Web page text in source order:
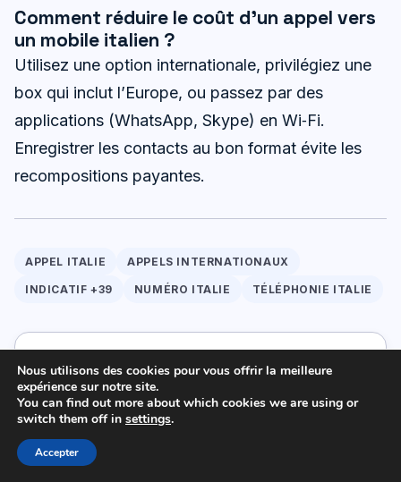
Comment réduire le coût d’un appel vers
un mobile italien ?
Utilisez une option internationale, privilégiez une
box qui inclut l’Europe, ou passez par des
applications (WhatsApp, Skype) en Wi‑Fi.
Enregistrer les contacts au bon format évite les
recompositions payantes.
APPEL ITALIE APPELS INTERNATIONAUX
INDICATIF +39 NUMÉRO ITALIE TÉLÉPHONIE ITALIE
Journaliste spécialisée dans les nouvelles
technologies, passionnée de gadgets et
d’innovations. À 39 ans, je décrypte chaque jour
l’impact du numérique sur notre quotidien et partage
mes découvertes auprès d’un large public averti ou
Nous utilisons des cookies pour vous offrir la meilleure
expérience sur notre site.
You can find out more about which cookies we are using or
switch them off in settings.
Accepter